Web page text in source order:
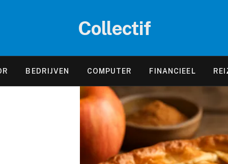
Collectif
BEDRIJVEN COMPUTER FINANCIEEL